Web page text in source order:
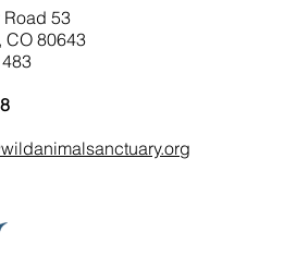
Road 53
CO 80643